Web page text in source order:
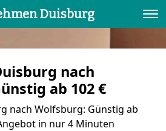
Duisburg
nach
ab 102 €
nach Wolfsburg: Günstig ab
in nur 4 Minuten